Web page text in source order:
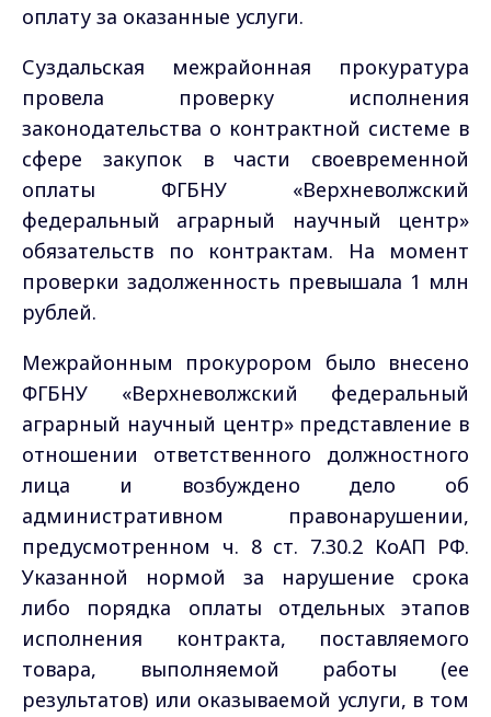
оплату за оказанные услуги.
Суздальская межрайонная прокуратура
провела проверку исполнения
законодательства о контрактной системе в
сфере закупок в части своевременной
оплаты ФГБНУ «Верхневолжский
федеральный аграрный научный центр»
обязательств по контрактам. На момент
проверки задолженность превышала 1 млн
рублей.
Межрайонным прокурором было внесено
ФГБНУ «Верхневолжский федеральный
аграрный научный центр» представление в
отношении ответственного должностного
лица и возбуждено дело об
административном правонарушении,
предусмотренном ч. 8 ст. 7.30.2 КоАП РФ.
Указанной нормой за нарушение срока
либо порядка оплаты отдельных этапов
исполнения контракта, поставляемого
товара, выполняемой работы (ее
результатов) или оказываемой услуги, в том